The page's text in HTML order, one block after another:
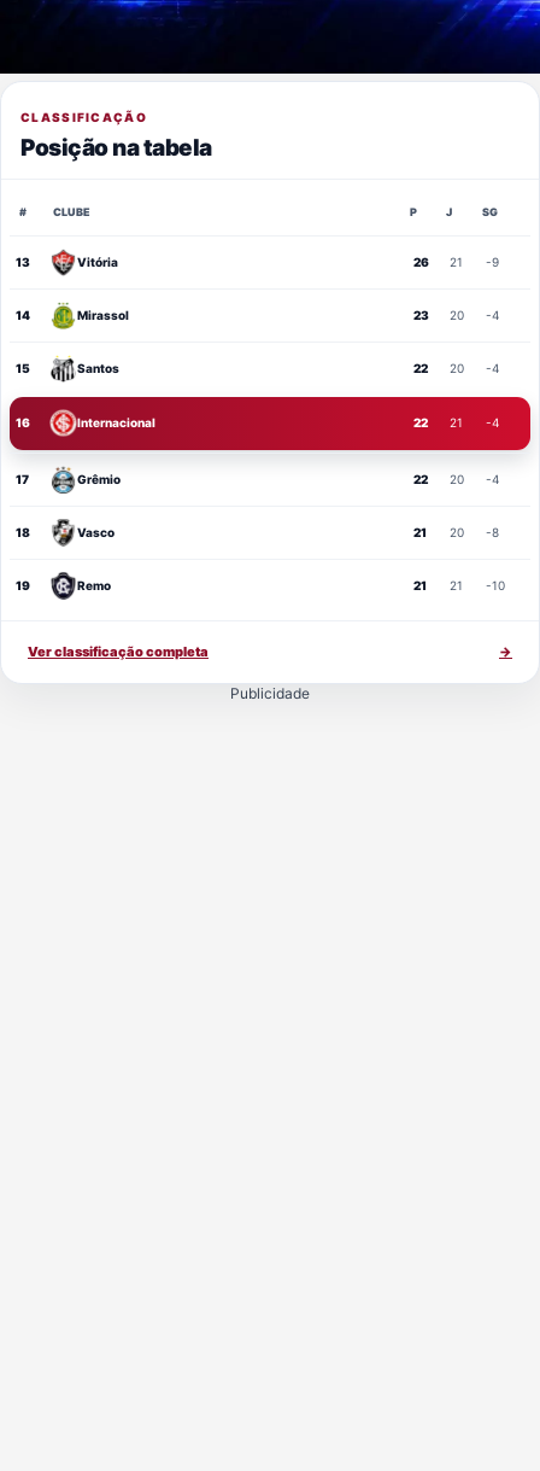
CLASSIFICAÇÃO
Posição na tabela
# CLUBE P J SG
13 Vitória 26 21 -9
14 Mirassol 23 20 -4
15 Santos 22 20 -4
16 Internacional 22 21 -4
17 Grêmio 22 20 -4
18 Vasco 21 20 -8
19 Remo 21 21 -10
Ver classificação completa →
Publicidade